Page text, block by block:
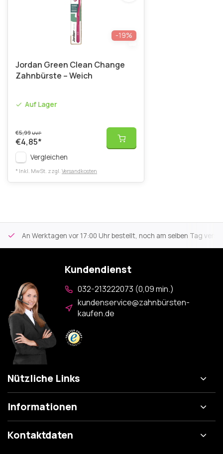
-19%
Jordan Green Clean Change
Zahnbürste – Weich
Auf Lager
€5,99UVP
€4,85*
Vergleichen
* Inkl. MwSt. zzgl. Versandkosten
An Werktagen vor 17:00 Uhr bestellt, noch am selben Tag
Kundendienst
032-213222073 (0,09 min.)
kundenservice@zahnbürsten-
kaufen.de
Nützliche Links
Informationen
Kontaktdaten